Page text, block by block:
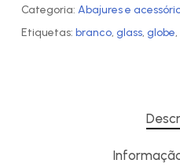
Categoria: Abajures e
Etiquetas: branco, glass, globe,